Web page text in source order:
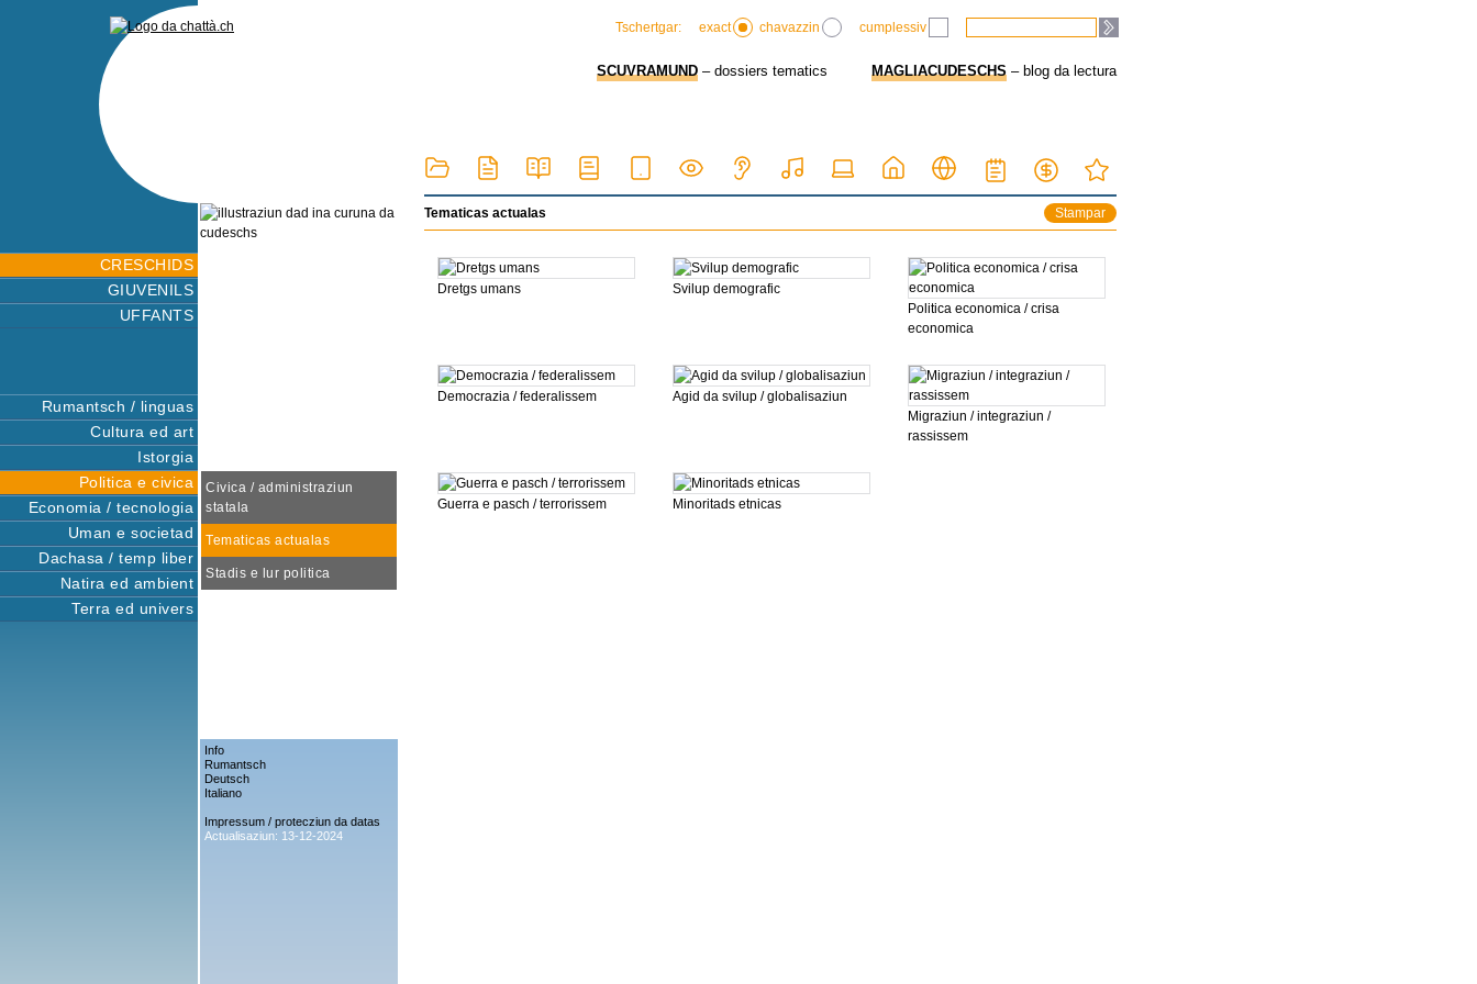
CRESCHIDS
GIUVENILS
UFFANTS
Rumantsch / linguas
Cultura ed art
Istorgia
Politica e civica
Civica / administraziun
statala
Tematicas actualas
Stadis e lur politica
Economia / tecnologia
Uman e societad
Dachasa / temp liber
Natira ed ambient
Terra ed univers
Info
Rumantsch
Deutsch
Italiano
Impressum / protecziun da datas
Actualisaziun: 13-12-2024
Tschertgar: exact chavazzin cumplessiv
SCUVRAMUND – dossiers tematics MAGLIACUDESCHS – blog da lectura
Tematicas actualas Stampar
Dretgs umans
Svilup demografic
Politica economica / crisa
economica
Democrazia / federalissem
Agid da svilup / globalisaziun
Migraziun / integraziun /
rassissem
Guerra e pasch / terrorissem Minoritads etnicas